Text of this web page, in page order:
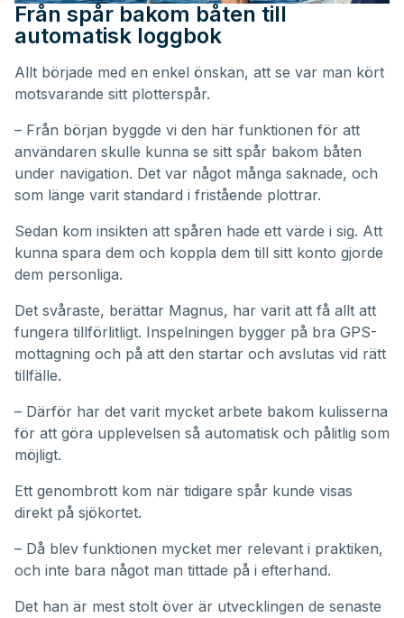
Från spår bakom båten till
automatisk loggbok
Allt började med en enkel önskan, att se var man kört
motsvarande sitt plotterspår.
– Från början byggde vi den här funktionen för att
användaren skulle kunna se sitt spår bakom båten
under navigation. Det var något många saknade, och
som länge varit standard i fristående plottrar.
Sedan kom insikten att spåren hade ett värde i sig. Att
kunna spara dem och koppla dem till sitt konto gjorde
dem personliga.
Det svåraste, berättar Magnus, har varit att få allt att
fungera tillförlitligt. Inspelningen bygger på bra GPS-
mottagning och på att den startar och avslutas vid rätt
tillfälle.
– Därför har det varit mycket arbete bakom kulisserna
för att göra upplevelsen så automatisk och pålitlig som
möjligt.
Ett genombrott kom när tidigare spår kunde visas
direkt på sjökortet.
– Då blev funktionen mycket mer relevant i praktiken,
och inte bara något man tittade på i efterhand.
Det han är mest stolt över är utvecklingen de senaste